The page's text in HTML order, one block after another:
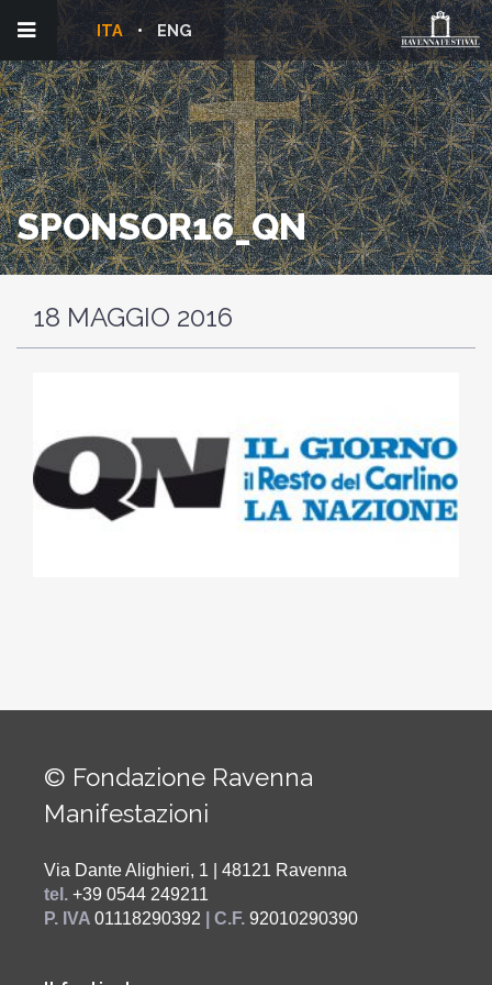
ENG
ITA
SPONSOR16_QN
18 MAGGIO 2016
© Fondazione Ravenna
Manifestazioni
Via Dante Alighieri, 1 | 48121 Ravenna
tel. +39 0544 249211
P. IVA 01118290392 | C.F. 92010290390